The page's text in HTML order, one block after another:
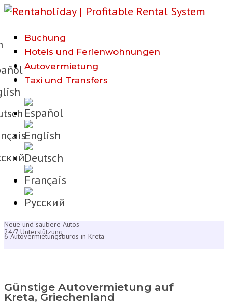
Buchung
Hotels und Ferienwohnungen
Autovermietung
Taxi und Transfers
Neue und saubere Autos
6 Autovermietungsbüros in Kreta
24/7 Unterstützung
Günstige Autovermietung auf
Kreta, Griechenland